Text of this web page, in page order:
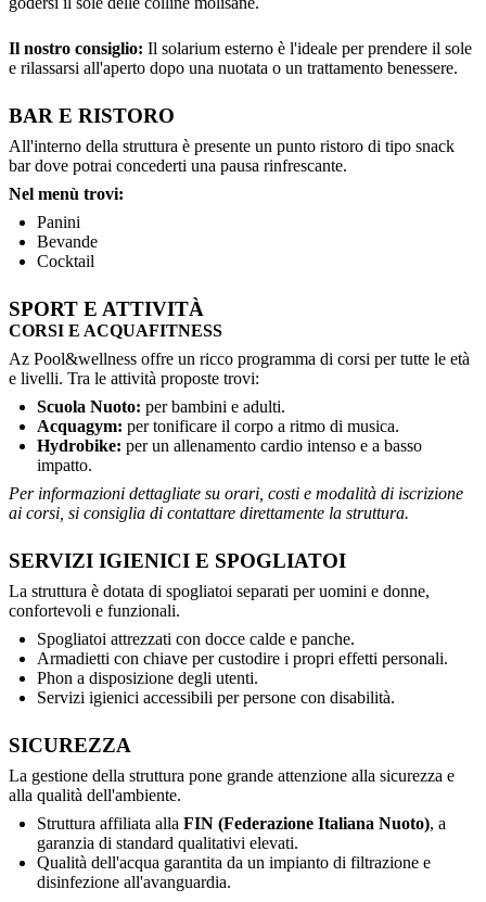
Il nostro consiglio: Il solarium esterno è l'ideale per prendere il sole
e rilassarsi all'aperto dopo una nuotata o un trattamento benessere.
BAR E RISTORO
All'interno della struttura è presente un punto ristoro di tipo snack
bar dove potrai concederti una pausa rinfrescante.
Nel menù trovi:
Panini
Bevande
Cocktail
SPORT E ATTIVITÀ
CORSI E ACQUAFITNESS
Az Pool&wellness offre un ricco programma di corsi per tutte le età
e livelli. Tra le attività proposte trovi:
Scuola Nuoto: per bambini e adulti.
Acquagym: per tonificare il corpo a ritmo di musica.
Hydrobike: per un allenamento cardio intenso e a basso
impatto.
Per informazioni dettagliate su orari, costi e modalità di iscrizione
ai corsi, si consiglia di contattare direttamente la struttura.
SERVIZI IGIENICI E SPOGLIATOI
La struttura è dotata di spogliatoi separati per uomini e donne,
confortevoli e funzionali.
Spogliatoi attrezzati con docce calde e panche.
Armadietti con chiave per custodire i propri effetti personali.
Phon a disposizione degli utenti.
Servizi igienici accessibili per persone con disabilità.
SICUREZZA
La gestione della struttura pone grande attenzione alla sicurezza e
alla qualità dell'ambiente.
Struttura affiliata alla FIN (Federazione Italiana Nuoto), a
garanzia di standard qualitativi elevati.
Qualità dell'acqua garantita da un impianto di filtrazione e
disinfezione all'avanguardia.